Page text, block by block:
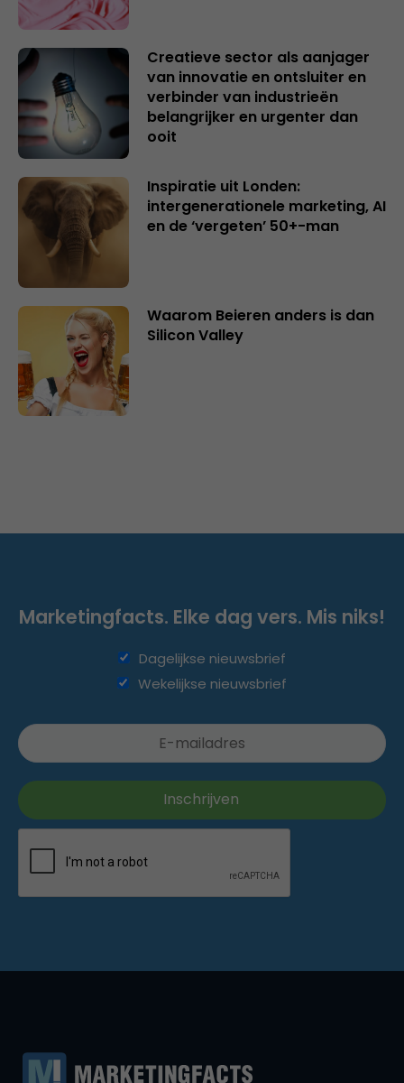
Creatieve sector als aanjager
van innovatie en ontsluiter en
verbinder van industrieën
belangrijker en urgenter dan
ooit
Inspiratie uit Londen:
intergenerationele marketing, AI
en de ‘vergeten’ 50+-man
Waarom Beieren anders is dan
Silicon Valley
Marketingfacts. Elke dag vers. Mis niks!
Dagelijkse nieuwsbrief
Wekelijkse nieuwsbrief